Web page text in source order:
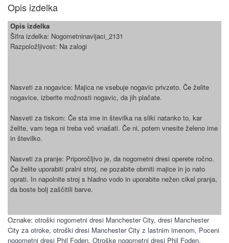
Opis izdelka
Opis izdelka
Šifra izdelka: Nogometninavijaci_2131
Razpoložljivost: Na zalogi
Nasveti za nogavice: Majica ne vsebuje nogavic privzeto. Če želite
nogavice, izberite možnosti nogavic, da jih plačate.
Nasveti za tiskom: Če sta ime in številka na sliki natanko to, kar
želite, vam tega ni treba več vnašati. Če ni, potem vnesite želeno ime
in številko.
Nasveti za pranje: Priporočljivo je, da nogometni dresi operete ročno.
Če želite uporabiti pralni stroj, ne pozabite obrniti majice in jo nato
oprati. In napolnite stroj s hladno vodo in uporabite nežen cikel pranja,
da boste bolj zaščitili barve.
Oznake: otroški nogometni dresi Manchester City, dresi Manchester
City za otroke, otroški dresi Manchester City z lastnim imenom, Poceni
nogometni dresi Phil Foden, Otroške nogometni dresi Phil Foden,